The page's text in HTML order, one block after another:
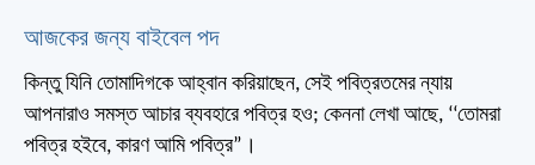
আজকের জন্য বাইবেল পদ
কিন্তু যিনি তোমাদিগকে আহ্বান করিয়াছেন, সেই পবিত্রতমের ন্যায়
আপনারাও সমস্ত আচার ব্যবহারে পবিত্র হও; কেননা লেখা আছে, ‘‘তোমরা
পবিত্র হইবে, কারণ আমি পবিত্র”।